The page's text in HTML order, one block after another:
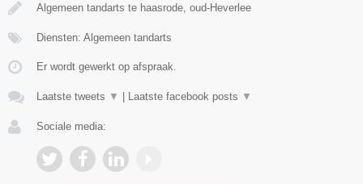
Algemeen tandarts te haasrode, oud-Heverlee
Diensten: Algemeen tandarts
Er wordt gewerkt op afspraak.
Laatste tweets ▼ | Laatste facebook posts ▼
Sociale media: